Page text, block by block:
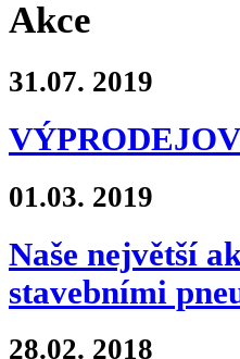
Akce
31.07. 2019
01.03. 2019
Naše největší
stavebními
28.02. 2018